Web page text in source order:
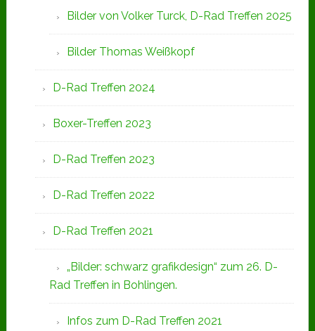
Bilder von Volker Turck, D-Rad Treffen 2025
Bilder Thomas Weißkopf
D-Rad Treffen 2024
Boxer-Treffen 2023
D-Rad Treffen 2023
D-Rad Treffen 2022
D-Rad Treffen 2021
„Bilder: schwarz grafikdesign“ zum 26. D-
Rad Treffen in Bohlingen.
Infos zum D-Rad Treffen 2021